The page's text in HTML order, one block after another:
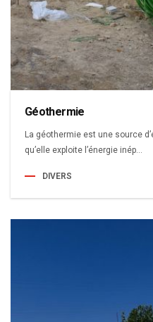
Géothermie
La géothermie est une source
qu’elle exploite l’énergie inép...
DIVERS